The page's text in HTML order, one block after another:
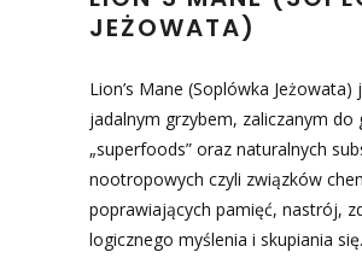
JEŻOWATA)
Lion’s Mane (Soplówka Jeżowata)
jadalnym grzybem, zaliczanym do
„superfoods” oraz naturalnych
nootropowych czyli związków
poprawiających pamięć, nastrój,
logicznego myślenia i skupiania się.